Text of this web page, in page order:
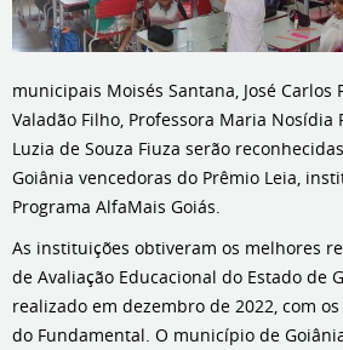
municipais Moisés Santana, José Carlos
Valadão Filho, Professora Maria Nosídia
Luzia de Souza Fiuza serão
Goiânia vencedoras do Prêmio Leia,
Programa AlfaMais Goiás.
As instituições obtiveram os melhores
de Avaliação Educacional do Estado de
realizado em dezembro de 2022, com
do Fundamental. O município de